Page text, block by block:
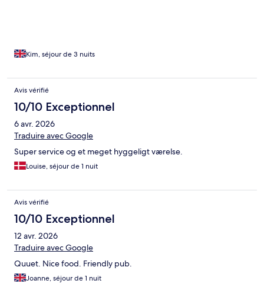
Kim, séjour de 3 nuits
Avis vérifié
10/10 Exceptionnel
6 avr. 2026
Traduire avec Google
Super service og et meget hyggeligt værelse.
Louise, séjour de 1 nuit
Avis vérifié
10/10 Exceptionnel
12 avr. 2026
Traduire avec Google
Quuet. Nice food. Friendly pub.
Joanne, séjour de 1 nuit